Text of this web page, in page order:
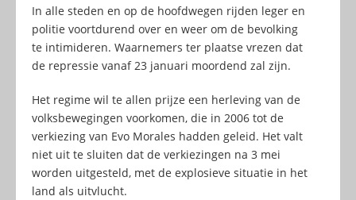
In alle steden en op de hoofdwegen rijden leger en
politie voortdurend over en weer om de bevolking
te intimideren. Waarnemers ter plaatse vrezen dat
de repressie vanaf 23 januari moordend zal zijn.
Het regime wil te allen prijze een herleving van de
volksbewegingen voorkomen, die in 2006 tot de
verkiezing van Evo Morales hadden geleid. Het valt
niet uit te sluiten dat de verkiezingen na 3 mei
worden uitgesteld, met de explosieve situatie in het
land als uitvlucht.